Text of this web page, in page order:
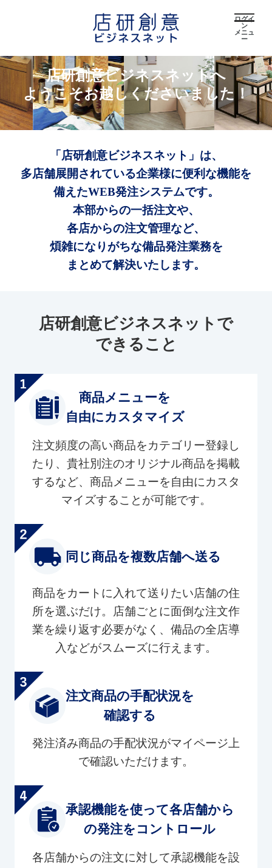
ログイ
ン
メニュ
ー
店研創意ビジネスネットへ
ようこそお越しくださいました！
「店研創意ビジネスネット」は、
多店舗展開されている企業様に便利な機能を
備えたWEB発注システムです。
本部からの一括注文や、
各店からの注文管理など、
煩雑になりがちな備品発注業務を
まとめて解決いたします。
店研創意ビジネスネットで
できること
商品メニューを
自由にカスタマイズ
注文頻度の高い商品をカテゴリー登録し
たり、貴社別注のオリジナル商品を掲載
するなど、商品メニューを自由にカスタ
マイズすることが可能です。
同じ商品を複数店舗へ送る
商品をカートに入れて送りたい店舗の住
所を選ぶだけ。店舗ごとに面倒な注文作
業を繰り返す必要がなく、備品の全店導
入などがスムーズに行えます。
注文商品の手配状況を
確認する
発注済み商品の手配状況がマイページ上
で確認いただけます。
承認機能を使って各店舗から
の発注をコントロール
各店舗からの注文に対して承認機能を設